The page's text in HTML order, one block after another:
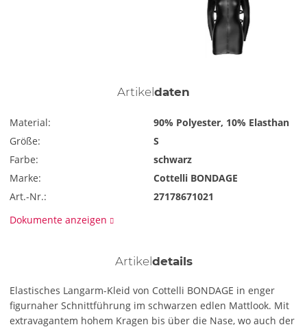
Artikeldaten
Material:
90% Polyester, 10% Elasthan
Größe:
S
Farbe:
schwarz
Marke:
Cottelli BONDAGE
Art.-Nr.:
27178671021
Dokumente anzeigen
Artikeldetails
Elastisches Langarm-Kleid von Cottelli BONDAGE in enger
figurnaher Schnittführung im schwarzen edlen Mattlook. Mit
extravagantem hohem Kragen bis über die Nase, wo auch der